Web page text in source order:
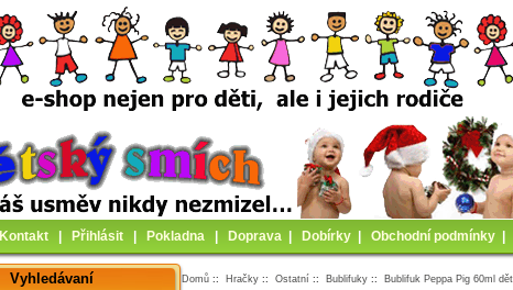
Kontakt Přihlásit Pokladna Doprava Dobírky Obchodní podmínky
Vyhledávaní
Domů :: Hračky ::Ostatní :: Bublifuky :: Bublifuk Peppa Pig 60ml